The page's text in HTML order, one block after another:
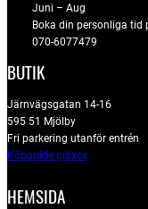
Juni – Aug
Boka din personliga tid
070-6077479
BUTIK
Järnvägsgatan 14-16
595 51 Mjölby
Fri parkering utanför entrén
Köpguide pjäxor
HEMSIDA